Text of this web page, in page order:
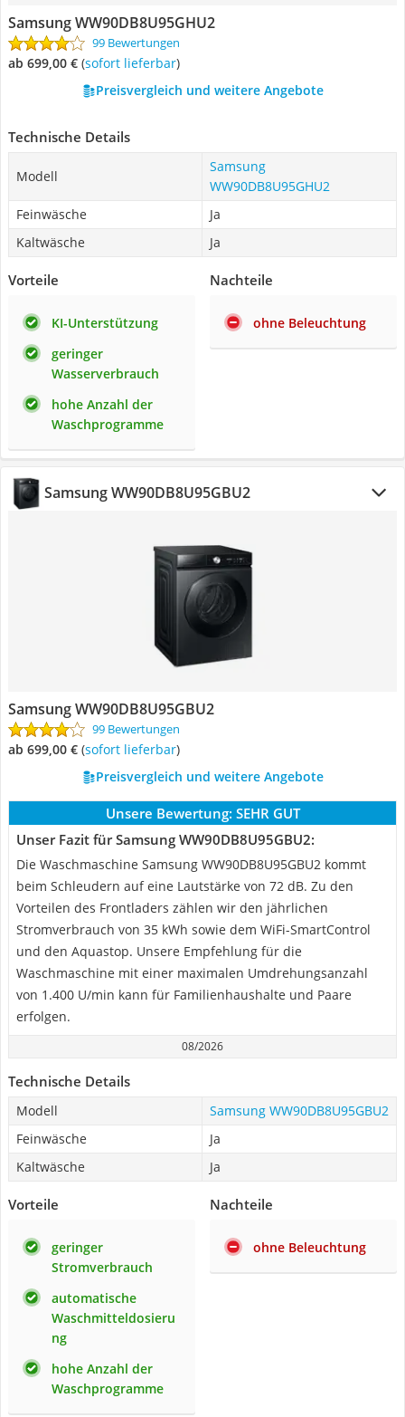
Samsung WW90DB8U95GHU2
99 Bewertungen
ab 699,00 € ( Sofort lieferbar)
Preisvergleich und weitere Angebote
Technische Details
Modell
Samsung
WW90DB8U95GHU2
Feinwäsche
Ja
Kaltwäsche
Ja
Vorteile
KI-Unterstützung
geringer
Wasserverbrauch
hohe Anzahl der
Waschprogramme
Nachteile
ohne Beleuchtung
Samsung WW90DB8U95GBU2
Samsung WW90DB8U95GBU2
99 Bewertungen
ab 699,00 € ( Sofort lieferbar)
Preisvergleich und weitere Angebote
Unsere Bewertung: SEHR GUT
Unser Fazit für Samsung WW90DB8U95GBU2:
Die Waschmaschine Samsung WW90DB8U95GBU2 kommt
beim Schleudern auf eine Lautstärke von 72 dB. Zu den
Vorteilen des Frontladers zählen wir den jährlichen
Stromverbrauch von 35 kWh sowie dem WiFi-SmartControl
und den Aquastop. Unsere Empfehlung für die
Waschmaschine mit einer maximalen Umdrehungsanzahl
von 1.400 U/min kann für Familienhaushalte und Paare
erfolgen.
08/2026
Technische Details
Modell
Samsung WW90DB8U95GBU2
Feinwäsche
Ja
Kaltwäsche
Ja
Vorteile
geringer
Stromverbrauch
automatische
Waschmitteldosieru
ng
hohe Anzahl der
Waschprogramme
Nachteile
ohne Beleuchtung